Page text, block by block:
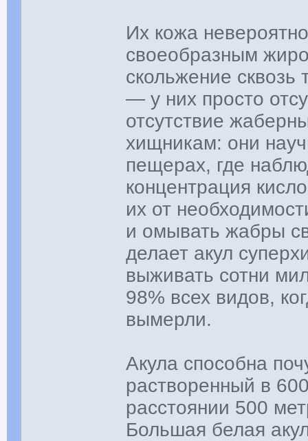
Их кожа
своеобразным
скольжение
— у них просто
отсутствие
хищникам: они
пещерах, где
концентрация
их от
и омывать жабры
делает акул
выживать сотни
98% всех видов,
вымерли.
Акула способна
растворенный в
расстоянии 500
Большая белая